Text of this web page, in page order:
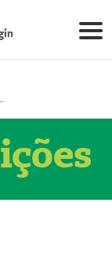
LTDA (51004346-0)